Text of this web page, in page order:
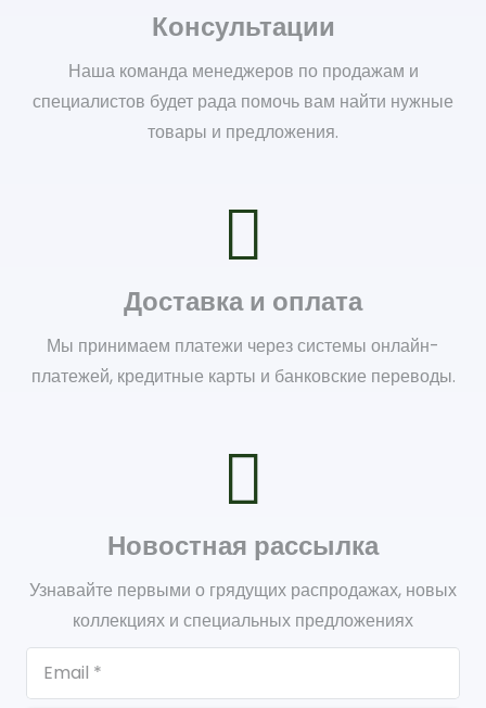
Консультации
Наша команда менеджеров по продажам и
специалистов будет рада помочь вам найти нужные
товары и предложения.
Доставка и оплата
Мы принимаем платежи через системы онлайн-
платежей, кредитные карты и банковские переводы.
Новостная рассылка
Узнавайте первыми о грядущих распродажах, новых
коллекциях и специальных предложениях